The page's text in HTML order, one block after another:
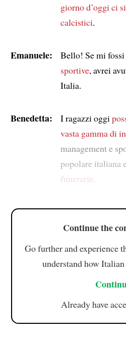
giorno d’oggi ci
calcistici.
Emanuele: Bello! Se mi
sportive, avrei
Italia.
Benedetta: I ragazzi oggi
vasta gamma di
management e
popolare italiana
funerarie.
Continue the
Go further and experience
understand how
Already have